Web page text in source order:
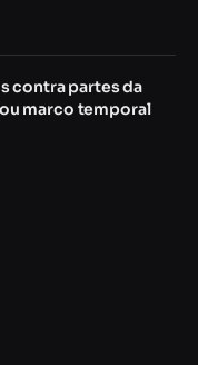
contra partes da
marco temporal